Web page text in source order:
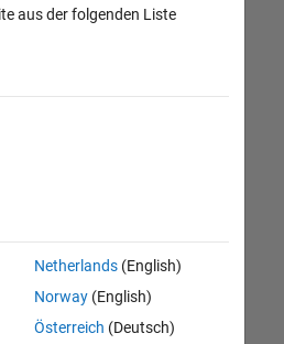
aus der folgenden Liste
Netherlands(English)
Norway(English)
Österreich (Deutsch)